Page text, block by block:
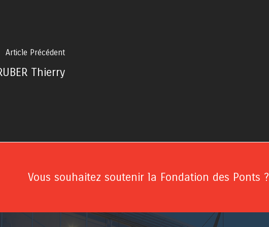
Article Précédent
Thierry
Vous souhaitez soutenir la Fondation des Ponts ?